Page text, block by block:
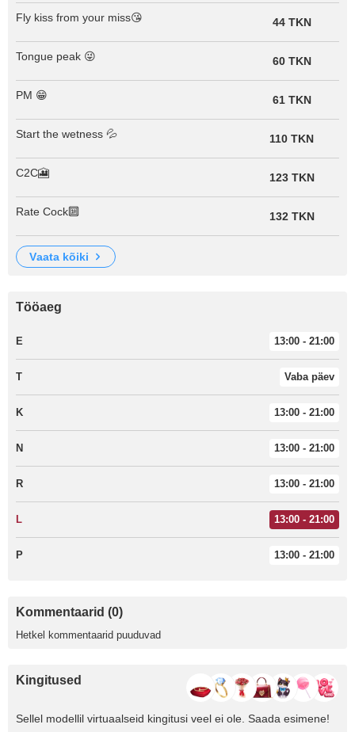
Fly kiss from your miss😘 44 TKN
Tongue peak 😜 60 TKN
PM 😁 61 TKN
Start the wetness 💦 110 TKN
C2C🎦 123 TKN
Rate Cock🔟 132 TKN
vaata kõiki
Tööaeg
E 13:00 - 21:00
T Vaba päev
K 13:00 - 21:00
N 13:00 - 21:00
R 13:00 - 21:00
L 13:00 - 21:00
P 13:00 - 21:00
Kommentaarid (0)
Hetkel kommentaarid puuduvad
Kingitused
Sellel modellil virtuaalseid kingitusi veel ei ole. Saada esimene!